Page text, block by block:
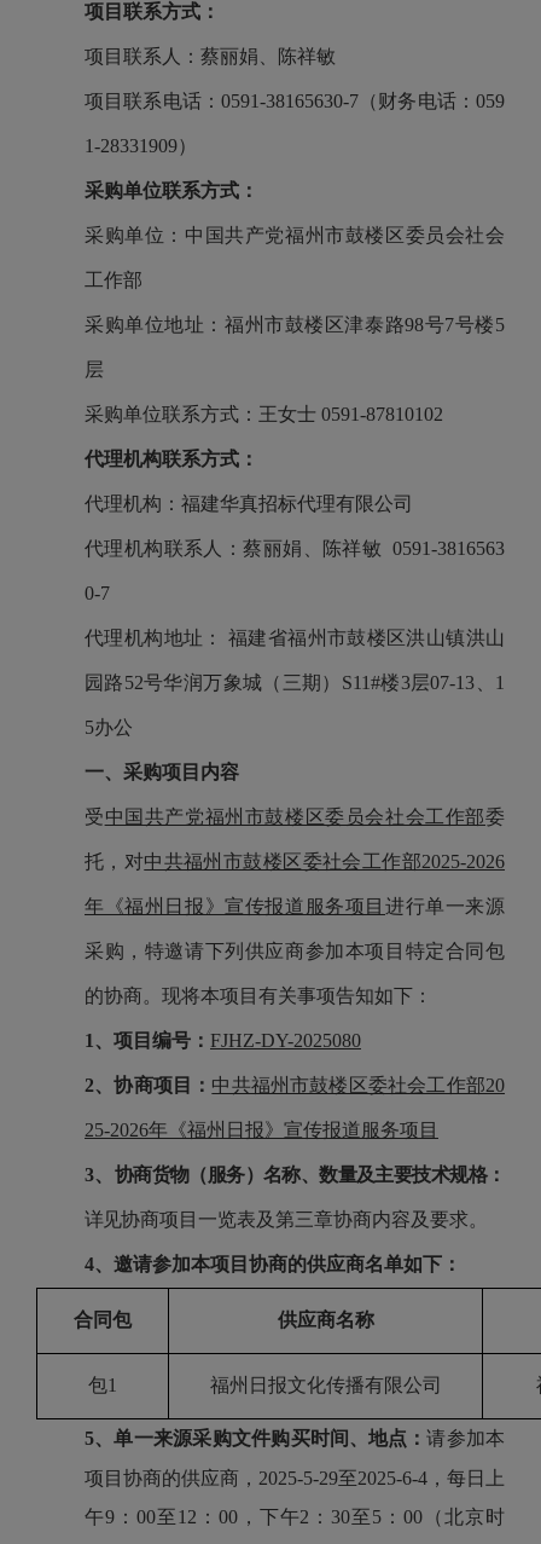
项目联系方式：
项目联系人： 蔡丽娟、陈祥敏
项目联系电话： 0591-38165630-7 （财务电话：059
1-28331909）
采购单位联系方式：
采购单位： 中国共产党福州市鼓楼区委员会社会
工作部
采购单位地址： 福州市鼓楼区津泰路98号7号楼5
层
采购单位联系方式： 王女士 0591-87810102
代理机构联系方式：
代理机构：福建华真招标代理有限公司
代理机构联系人：蔡丽娟、陈祥敏 0591-3816563
0-7
代理机构地址： 福建省福州市鼓楼区洪山镇洪山
园路52号华润万象城（三期）S11#楼3层07-13、1
5办公
一、采购项目内容
受中国共产党福州市鼓楼区委员会社会工作部委
托，对中共福州市鼓楼区委社会工作部2025-2026
年《福州日报》宣传报道服务项目 进行单一来源
采购，特邀请下列供应商参加本项目特定合同包
的协商。现将本项目有关事项告知如下：
1、项目编号： FJHZ-DY-2025080
2、协商项目： 中共福州市鼓楼区委社会工作部20
25-2026年《福州日报》宣传报道服务项目
3、 协商货物（服务）名称、数量及主要技术规格：
详见协商项目一览表及第三章协商内容及要求。
4、邀请参加本项目协商的供应商名单如下：
合同包 供应商名称
包1 福州日报文化传播有限公司
5、单一来源采购文件购买时间、 地点：请参加本
项目协商的供应商 ，2025-5-29至2025-6-4 ， 每日上
午9：00至12：00，下午2：30至5：00（北京时